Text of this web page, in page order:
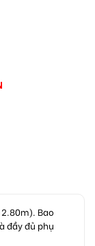
Bao
đầy đủ phụ